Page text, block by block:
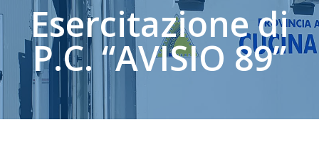
Esercitazione di
P.C. “AVISIO 89”